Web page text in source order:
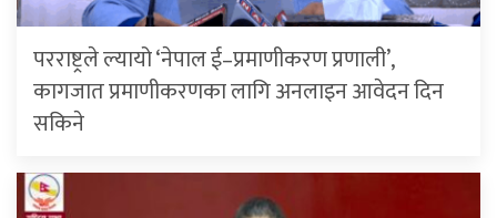
परराष्ट्रले ल्यायो ‘नेपाल ई–प्रमाणीकरण प्रणाली’,
कागजात प्रमाणीकरणका लागि अनलाइन आवेदन दिन
सकिने